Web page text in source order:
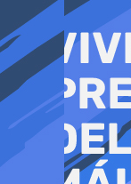
al
contenido